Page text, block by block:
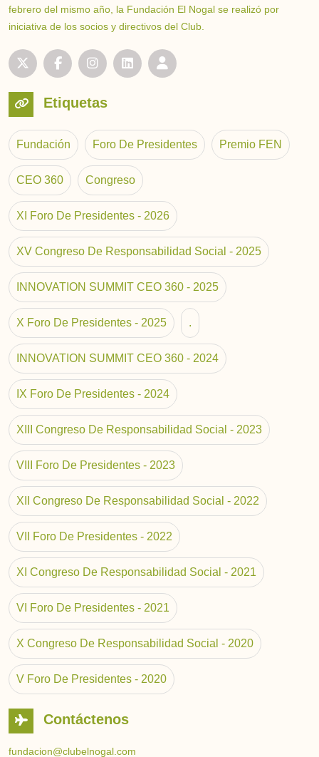
febrero del mismo año, la Fundación El Nogal se realizó por
iniciativa de los socios y directivos del Club.
Etiquetas
Fundación Foro De Presidentes Premio FEN
CEO 360 Congreso
XI Foro De Presidentes - 2026
XV Congreso De Responsabilidad Social - 2025
INNOVATION SUMMIT CEO 360 - 2025
X Foro De Presidentes - 2025 .
INNOVATION SUMMIT CEO 360 - 2024
IX Foro De Presidentes - 2024
XIII Congreso De Responsabilidad Social - 2023
VIII Foro De Presidentes - 2023
XII Congreso De Responsabilidad Social - 2022
VII Foro De Presidentes - 2022
XI Congreso De Responsabilidad Social - 2021
VI Foro De Presidentes - 2021
X Congreso De Responsabilidad Social - 2020
V Foro De Presidentes - 2020
Contáctenos
fundacion@clubelnogal.com